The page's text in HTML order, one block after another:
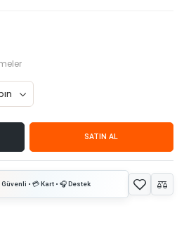
SATIN AL